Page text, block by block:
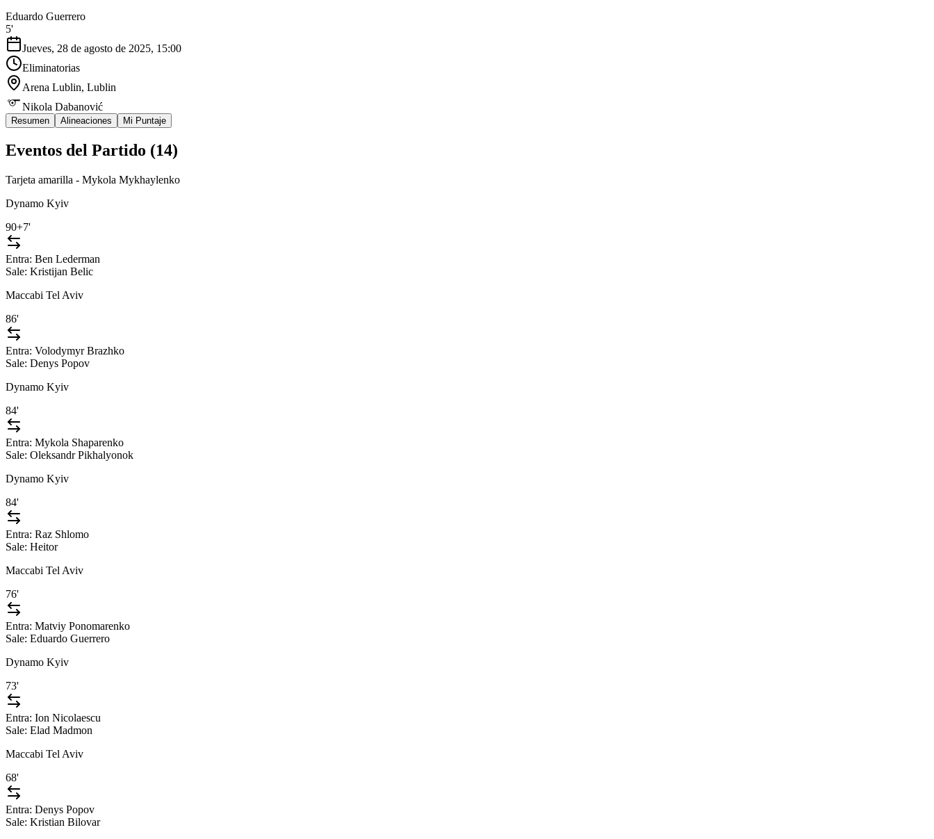
Eduardo Guerrero
5'
Jueves, 28 de agosto de 2025, 15:00
Eliminatorias
Arena Lublin, Lublin
Nikola Dabanović
Resumen Alineaciones Mi Puntaje
Eventos del Partido (14)
Tarjeta amarilla - Mykola Mykhaylenko
Dynamo Kyiv
90+7'
Entra: Ben Lederman
Sale: Kristijan Belic
Maccabi Tel Aviv
86'
Entra: Volodymyr Brazhko
Sale: Denys Popov
Dynamo Kyiv
84'
Entra: Mykola Shaparenko
Sale: Oleksandr Pikhalyonok
Dynamo Kyiv
84'
Entra: Raz Shlomo
Sale: Heitor
Maccabi Tel Aviv
76'
Entra: Matviy Ponomarenko
Sale: Eduardo Guerrero
Dynamo Kyiv
73'
Entra: Ion Nicolaescu
Sale: Elad Madmon
Maccabi Tel Aviv
68'
Entra: Denys Popov
Sale: Kristian Bilovar